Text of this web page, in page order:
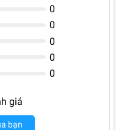
0
0
0
0
0
giá
bạn